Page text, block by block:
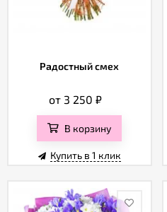
Радостный смех
от 3 250 ₽
В корзину
Купить в 1 клик